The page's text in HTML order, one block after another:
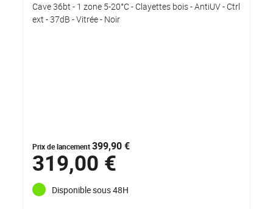
Cave 36bt - 1 zone 5-20°C - Clayettes bois - AntiUV - Ctrl
ext - 37dB - Vitrée - Noir
Prix de lancement399,90 €
319,00 €
Disponible sous 48H